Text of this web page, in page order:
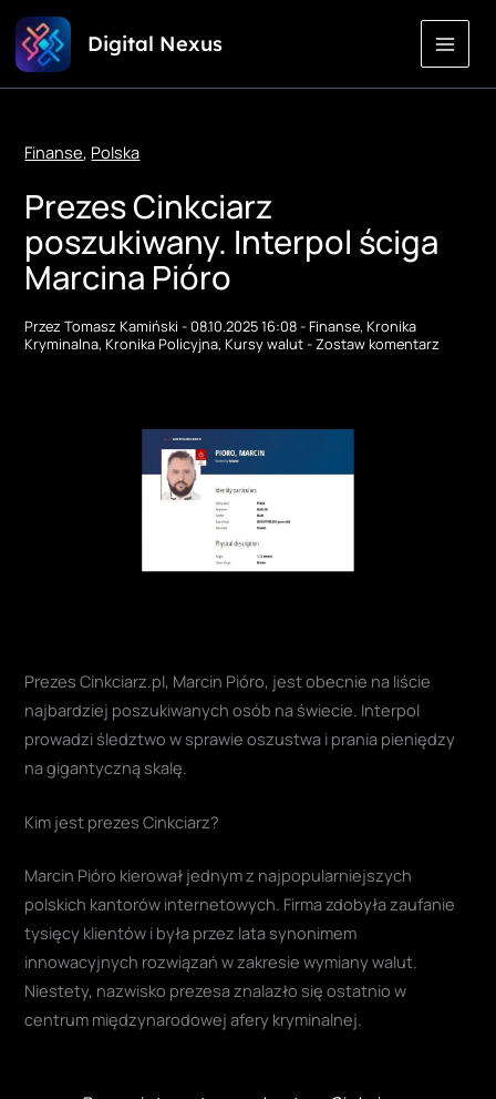
Przejdź
do
treści
Digital Nexus
Finanse, Polska
Prezes Cinkciarz
poszukiwany. Interpol ściga
Marcina Pióro
PrzezTomasz Kamiński-08.10.2025 16:08-Finanse,Kronika
Kryminalna,Kronika Policyjna,Kursy walut-Zostaw komentarz
Prezes Cinkciarz.pl, Marcin Pióro, jest obecnie na liście
najbardziej poszukiwanych osób na świecie. Interpol
prowadzi śledztwo w sprawie oszustwa i prania pieniędzy
na gigantyczną skalę.
Kim jest prezes Cinkciarz?
Marcin Pióro kierował jednym z najpopularniejszych
polskich kantorów internetowych. Firma zdobyła zaufanie
tysięcy klientów i była przez lata synonimem
innowacyjnych rozwiązań w zakresie wymiany walut.
Niestety, nazwisko prezesa znalazło się ostatnio w
centrum międzynarodowej afery kryminalnej.